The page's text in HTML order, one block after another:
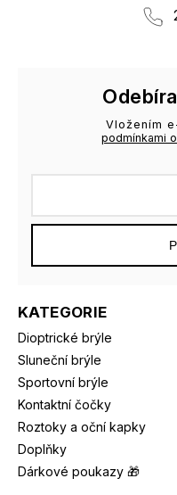
KATEGORIE
Dioptrické brýle
Sluneční brýle
Sportovní brýle
Kontaktní čočky
Roztoky a oční kapky
Doplňky
Dárkové poukazy 🎁
Vložením
podmínkami